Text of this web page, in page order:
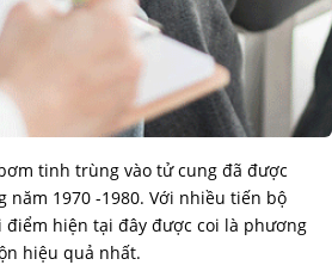
tinh trùng vào tử cung đã được
1970 -1980. Với nhiều tiến bộ
điểm hiện tại đây được coi là phương
hiệu quả nhất.